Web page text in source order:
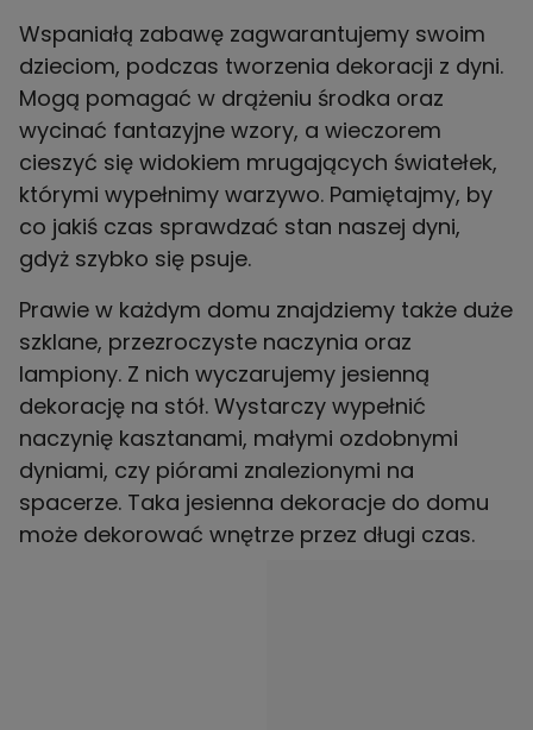
Wspaniałą zabawę zagwarantujemy swoim
dzieciom, podczas tworzenia dekoracji z dyni.
Mogą pomagać w drążeniu środka oraz
wycinać fantazyjne wzory, a wieczorem
cieszyć się widokiem mrugających światełek,
którymi wypełnimy warzywo. Pamiętajmy, by
co jakiś czas sprawdzać stan naszej dyni,
gdyż szybko się psuje.
Prawie w każdym domu znajdziemy także duże
szklane, przezroczyste naczynia oraz
lampiony. Z nich wyczarujemy jesienną
dekorację na stół. Wystarczy wypełnić
naczynię kasztanami, małymi ozdobnymi
dyniami, czy piórami znalezionymi na
spacerze. Taka jesienna dekoracje do domu
może dekorować wnętrze przez długi czas.